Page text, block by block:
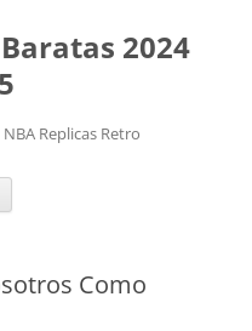
2024
Replicas Retro
Como